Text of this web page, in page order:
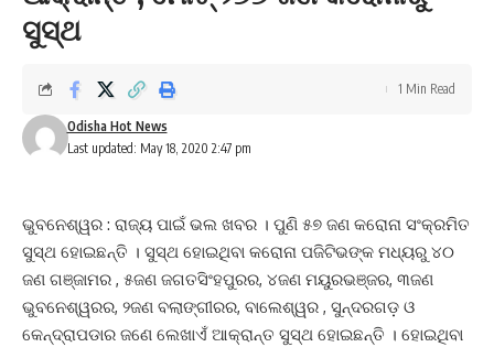
ସୁସ୍ଥ
Last updated: May 18, 2020 2:47 pm
Odisha Hot News
1 Min Read
ଭୁବନେଶ୍ୱର : ରାଜ୍ୟ ପାଇଁ ଭଲ ଖବର । ପୁଣି ୫୭ ଜଣ କରୋନା ସଂକ୍ରମିତ
ସୁସ୍ଥ ହୋଇଛନ୍ତି । ସୁସ୍ଥ ହୋଇଥିବା କରୋନା ପଜିଟିଭଙ୍କ ମଧ୍ୟରୁ ୪୦
ଜଣ ଗଞ୍ଜାମର , ୫ଜଣ ଜଗତସିଂହପୁରର, ୪ଜଣ ମୟୁରଭଞ୍ଜର, ୩ଜଣ
ଭୁବନେଶ୍ୱରର, ୨ଜଣ ବଲାଙ୍ଗୀରର, ବାଲେଶ୍ୱର , ସୁନ୍ଦରଗଡ଼ ଓ
କେନ୍ଦ୍ରାପଡାର ଜଣେ ଲେଖାଏଁ ଆକ୍ରାନ୍ତ ସୁସ୍ଥ ହୋଇଛନ୍ତି । ହୋଇଥିବା